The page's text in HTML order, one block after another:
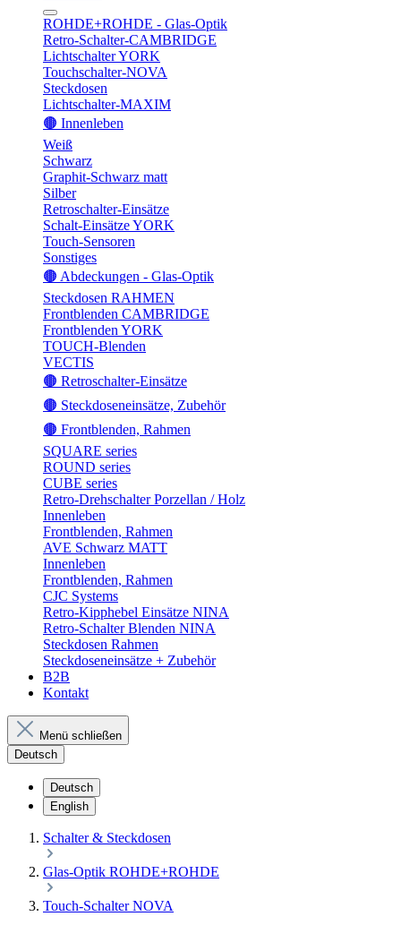
ROHDE+ROHDE - Glas-Optik
Retro-Schalter-CAMBRIDGE
Lichtschalter YORK
Touchschalter-NOVA
Steckdosen
Lichtschalter-MAXIM
🟤 Innenleben
Weiß
Schwarz
Graphit-Schwarz matt
Silber
Retroschalter-Einsätze
Schalt-Einsätze YORK
Touch-Sensoren
Sonstiges
🟤 Abdeckungen - Glas-Optik
Steckdosen RAHMEN
Frontblenden CAMBRIDGE
Frontblenden YORK
TOUCH-Blenden
VECTIS
🟤 Retroschalter-Einsätze
🟤 Steckdoseneinsätze, Zubehör
🟤 Frontblenden, Rahmen
SQUARE series
ROUND series
CUBE series
Retro-Drehschalter Porzellan / Holz
Innenleben
Frontblenden, Rahmen
AVE Schwarz MATT
Innenleben
Frontblenden, Rahmen
CJC Systems
Retro-Kipphebel Einsätze NINA
Retro-Schalter Blenden NINA
Steckdosen Rahmen
Steckdoseneinsätze + Zubehör
B2B
Kontakt
Menü schließen
Deutsch
Deutsch
English
Schalter & Steckdosen
Glas-Optik ROHDE+ROHDE
Touch-Schalter NOVA